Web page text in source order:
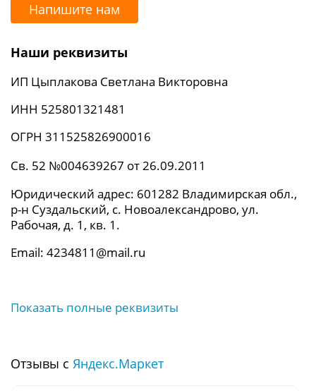
Напишите нам
Наши реквизиты
ИП Цыплакова Светлана Викторовна
ИНН 525801321481
ОГРН 311525826900016
Св. 52 №004639267 от 26.09.2011
Юридический адрес: 601282 Владимирская обл.,
р-н Суздальский, с. Новоалександрово, ул.
Рабочая, д. 1, кв. 1.
Email: 4234811@mail.ru
Показать полные реквизиты
Отзывы с Яндекс.Маркет